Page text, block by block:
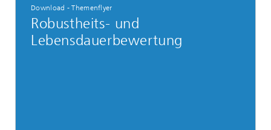
Download - Themenflyer
Robustheits- und
Lebensdauerbewertung